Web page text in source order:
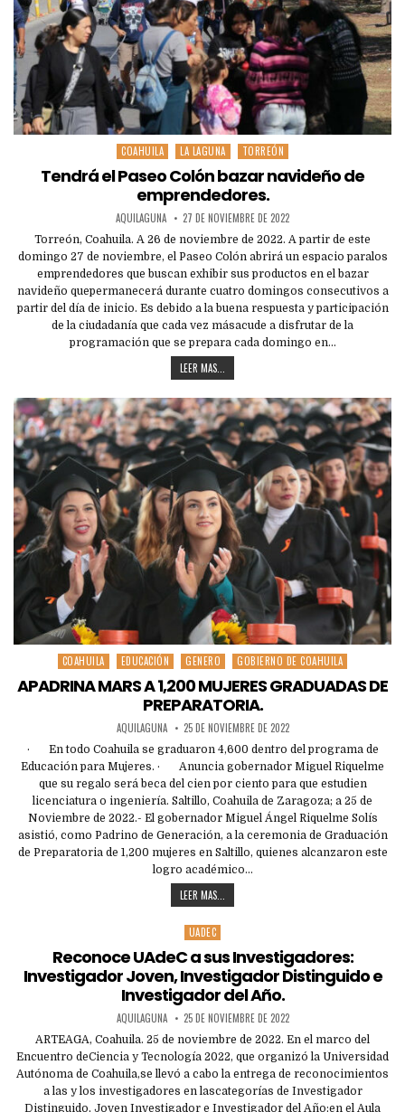
Posted
in
COAHUILA LA LAGUNA TORREÓN
Tendrá el Paseo Colón bazar navideño de
emprendedores.
AQUILAGUNA 27 DE NOVIEMBRE DE 2022
Torreón, Coahuila. A 26 de noviembre de 2022. A partir de este
domingo 27 de noviembre, el Paseo Colón abrirá un espacio paralos
emprendedores que buscan exhibir sus productos en el bazar
navideño quepermanecerá durante cuatro domingos consecutivos a
partir del día de inicio. Es debido a la buena respuesta y participación
de la ciudadanía que cada vez másacude a disfrutar de la
programación que se prepara cada domingo en…
LEER MAS...
Posted
in
COAHUILA EDUCACIÓN GENERO GOBIERNO DE COAHUILA
APADRINA MARS A 1,200 MUJERES GRADUADAS DE
PREPARATORIA.
AQUILAGUNA 25 DE NOVIEMBRE DE 2022
· En todo Coahuila se graduaron 4,600 dentro del programa de
Educación para Mujeres. · Anuncia gobernador Miguel Riquelme
que su regalo será beca del cien por ciento para que estudien
licenciatura o ingeniería. Saltillo, Coahuila de Zaragoza; a 25 de
Noviembre de 2022.- El gobernador Miguel Ángel Riquelme Solís
asistió, como Padrino de Generación, a la ceremonia de Graduación
de Preparatoria de 1,200 mujeres en Saltillo, quienes alcanzaron este
logro académico…
LEER MAS...
Posted
in
UADEC
Reconoce UAdeC a sus Investigadores:
Investigador Joven, Investigador Distinguido e
Investigador del Año.
AQUILAGUNA 25 DE NOVIEMBRE DE 2022
ARTEAGA, Coahuila. 25 de noviembre de 2022. En el marco del
Encuentro deCiencia y Tecnología 2022, que organizó la Universidad
Autónoma de Coahuila,se llevó a cabo la entrega de reconocimientos
a las y los investigadores en lascategorías de Investigador
Distinguido, Joven Investigador e Investigador del Año;en el Aula